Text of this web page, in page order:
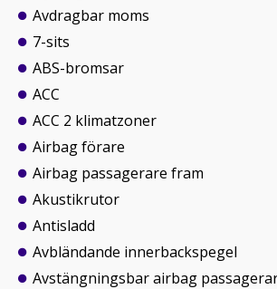
Avdragbar moms
7-sits
ABS-bromsar
ACC
ACC 2 klimatzoner
Airbag förare
Airbag passagerare fram
Akustikrutor
Antisladd
Avbländande innerbackspegel
Avstängningsbar airbag